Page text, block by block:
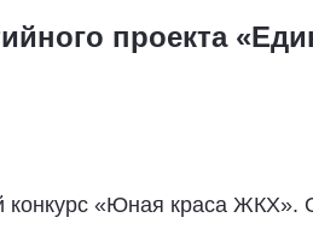
проекта
конкурс «Юная краса ЖКХ».